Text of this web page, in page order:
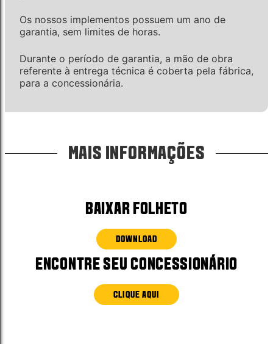
Os nossos implementos possuem um ano de
garantia, sem limites de horas.
Durante o período de garantia, a mão de obra
referente à entrega técnica é coberta pela fábrica,
para a concessionária.
MAIS INFORMAÇÕES
BAIXAR FOLHETO
DOWNLOAD
ENCONTRE SEU CONCESSIONÁRIO
CLIQUE AQUI